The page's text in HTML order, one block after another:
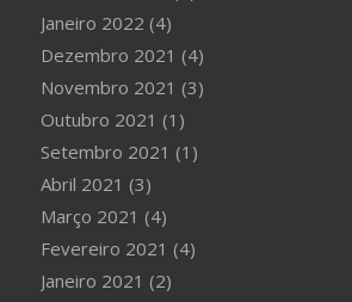
Janeiro 2022 (4)
Dezembro 2021 (4)
Novembro 2021 (3)
Outubro 2021 (1)
Setembro 2021 (1)
Abril 2021 (3)
Março 2021 (4)
Fevereiro 2021 (4)
Janeiro 2021 (2)